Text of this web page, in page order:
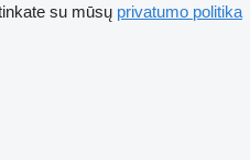
su mūsų privatumo politika